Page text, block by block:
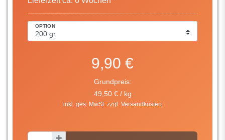
OPTION
9,90 €
Grundpreis:
49,50 € / kg
inkl. ges. MwSt. zzgl. Versandkosten